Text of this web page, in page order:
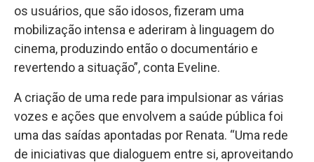
os usuários, que são idosos, fizeram uma
mobilização intensa e aderiram à linguagem do
cinema, produzindo então o documentário e
revertendo a situação”, conta Eveline.
A criação de uma rede para impulsionar as várias
vozes e ações que envolvem a saúde pública foi
uma das saídas apontadas por Renata. “Uma rede
de iniciativas que dialoguem entre si, aproveitando